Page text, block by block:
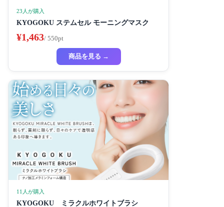
23人が購入
KYOGOKU ステムセル モーニングマスク
¥1,463/ 550pt
商品を見る →
11人が購入
KYOGOKU ミラクルホワイトブラシ